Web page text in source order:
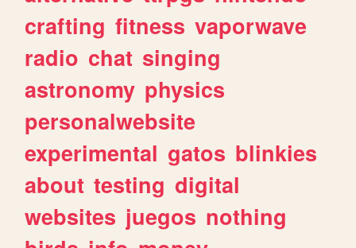
crafting fitness vaporwave
radio chat singing
astronomy physics
personalwebsite
experimental gatos blinkies
about testing digital
websites juegos nothing